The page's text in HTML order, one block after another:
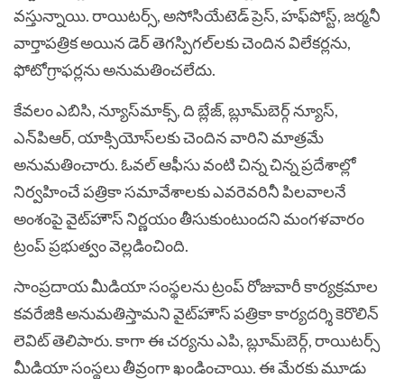
వస్తున్నాయి. రాయిటర్స్‌, అసోసియేటెడ్‌ ప్రెస్‌, హఫ్‌పోస్ట్‌, జర్మనీ
వార్తాపత్రిక అయిన డెర్‌ తెగస్పిగల్‌లకు చెందిన విలేకర్లను,
ఫోటోగ్రాఫర్లను అనుమతించలేదు.
కేవలం ఎబిసి, న్యూస్‌మాక్స్‌, ది బ్లేజ్‌, బ్లూమ్‌బెర్గ్‌ న్యూస్‌,
ఎన్‌పిఆర్‌, యాక్సియోస్‌లకు చెందిన వారిని మాత్రమే
అనుమతించారు. ఓవల్‌ ఆఫీసు వంటి చిన్న చిన్న ప్రదేశాల్లో
నిర్వహించే పత్రికా సమావేశాలకు ఎవరెవరినీ పిలవాలనే
అంశంపై వైట్‌హౌస్‌ నిర్ణయం తీసుకుంటుందని మంగళవారం
ట్రంప్‌ ప్రభుత్వం వెల్లడించింది.
సాంప్రదాయ మీడియా సంస్థలను ట్రంప్‌ రోజువారీ కార్యక్రమాల
కవరేజికి అనుమతిస్తామని వైట్‌హౌస్‌ పత్రికా కార్యదర్శి కెరొలిన్‌
లెవిట్‌ తెలిపారు. కాగా ఈ చర్యను ఎపి, బ్లూమ్‌బెర్గ్‌, రాయిటర్స్‌
మీడియా సంస్థలు తీవ్రంగా ఖండించాయి. ఈ మేరకు మూడు